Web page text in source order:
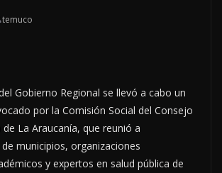
temuco
Gobierno Regional se llevó a cabo un
por la Comisión Social del Consejo
de La Araucanía, que reunió a
municipios, organizaciones
y expertos en salud pública de